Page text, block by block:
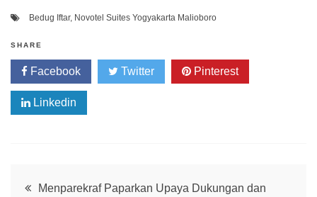
Bedug Iftar, Novotel Suites Yogyakarta Malioboro
SHARE
Facebook Twitter Pinterest
Linkedin
PostMenparekraf Paparkan Upaya Dukungan dan